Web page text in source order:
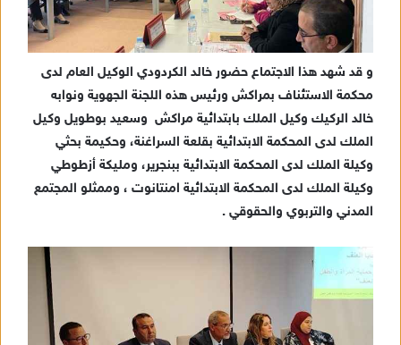
و
ن
ي
ا
و قد شهد هذا الاجتماع حضور خالد الكردودي الوكيل العام لدى
محكمة الاستئناف بمراكش ورئيس هذه اللجنة الجهوية ونوابه
خالد الركيك وكيل الملك بابتدائية مراكش وسعيد بوطويل وكيل
الملك لدى المحكمة الابتدائية بقلعة السراغنة، وحكيمة بحثي
وكيلة الملك لدى المحكمة الابتدائية ببنجرير، ومليكة أزطوطي
وكيلة الملك لدى المحكمة الابتدائية امنتانوت ، وممثلو المجتمع
المدني والتربوي والحقوقي .